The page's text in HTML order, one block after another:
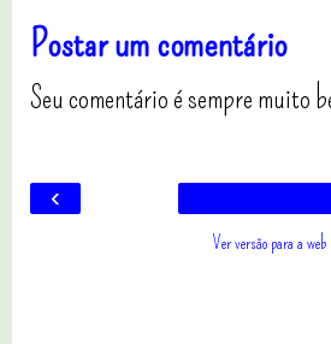
Postar um comentário
Seu comentário é sempre muito
‹
Ver versão para a web